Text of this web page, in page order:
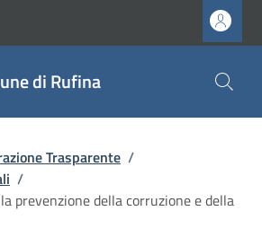
di Rufina
Trasparente /
/
prevenzione della corruzione e della